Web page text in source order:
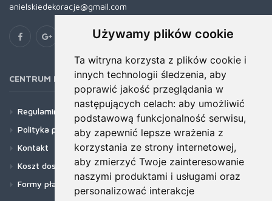
Używamy plików cookie
Ta witryna korzysta z plików cookie i
innych technologii śledzenia, aby
poprawić jakość przeglądania w
następujących celach: aby umożliwić
podstawową funkcjonalność serwisu,
aby zapewnić lepsze wrażenia z
korzystania ze strony internetowej,
aby zmierzyć Twoje zainteresowanie
naszymi produktami i usługami oraz
personalizować interakcje
anielskiedekoracje@gmail.com
CENTRUM POMOCY
Regulamin
Polityka prywatności
Kontakt
Koszt dostawy
Formy płatności